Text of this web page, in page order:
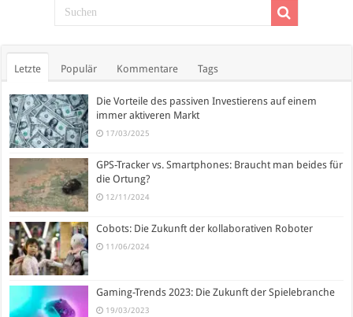
Letzte Populär Kommentare Tags
Die Vorteile des passiven Investierens auf einem
immer aktiveren Markt
17/03/2025
GPS-Tracker vs. Smartphones: Braucht man beides für
die Ortung?
12/11/2024
Cobots: Die Zukunft der kollaborativen Roboter
11/06/2024
Gaming-Trends 2023: Die Zukunft der Spielebranche
19/03/2023